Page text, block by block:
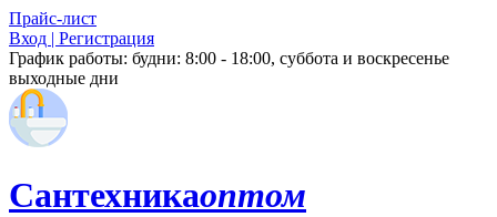
Прайс-лист
Вход | Регистрация
График работы: будни: 8:00 - 18:00, суббота и воскресенье
выходные дни
Сантехникаоптом